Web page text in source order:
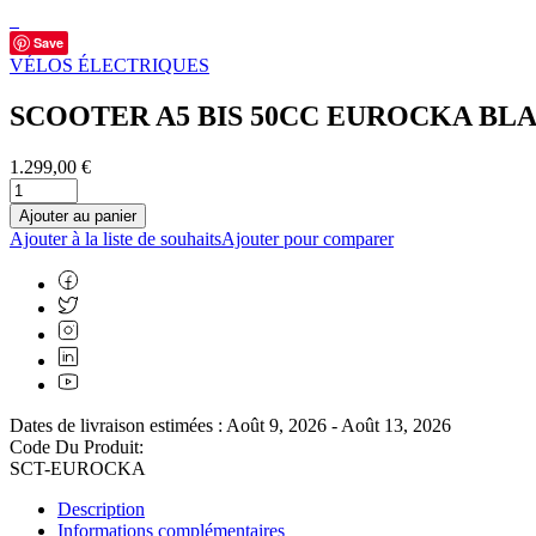
Save
VÉLOS ÉLECTRIQUES
SCOOTER A5 BIS 50CC EUROCKA
1.299,00 €
Ajouter au panier
Ajouter à la liste de souhaitsAjouter pour comparer
Dates de livraison estimées : Août 9, 2026 - Août 13, 2026
Code Du Produit:
SCT-EUROCKA
Description
Informations complémentaires